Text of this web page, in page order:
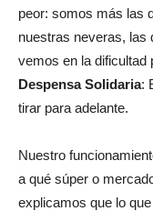
peor: somos más las
nuestras neveras, las
vemos en la dificultad
Despensa Solidaria:
tirar para adelante.
Nuestro
a qué súper o
explicamos que lo